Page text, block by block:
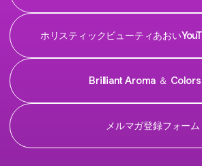
ホリスティックビューティあおい
Brilliant Aroma ＆
メルマガ登録フォーム